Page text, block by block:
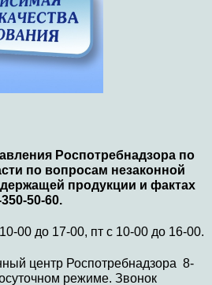
Роспотребнадзора по
по вопросам незаконной
продукции и фактах
50-60.
00 до 17-00, пт с 10-00 до 16-00.
центр Роспотребнадзора 8-
режиме. Звонок